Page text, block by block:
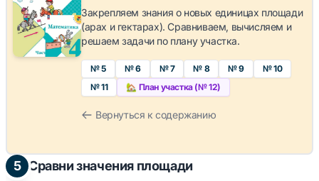
Закрепляем знания о новых единицах площади
(арах и гектарах). Сравниваем, вычисляем и
решаем задачи по плану участка.
№ 5 № 6 № 7 № 8 № 9
№ 10
№ 11
🏡 План участка (№ 12)
Вернуться к содержанию
5 Сравни значения площади